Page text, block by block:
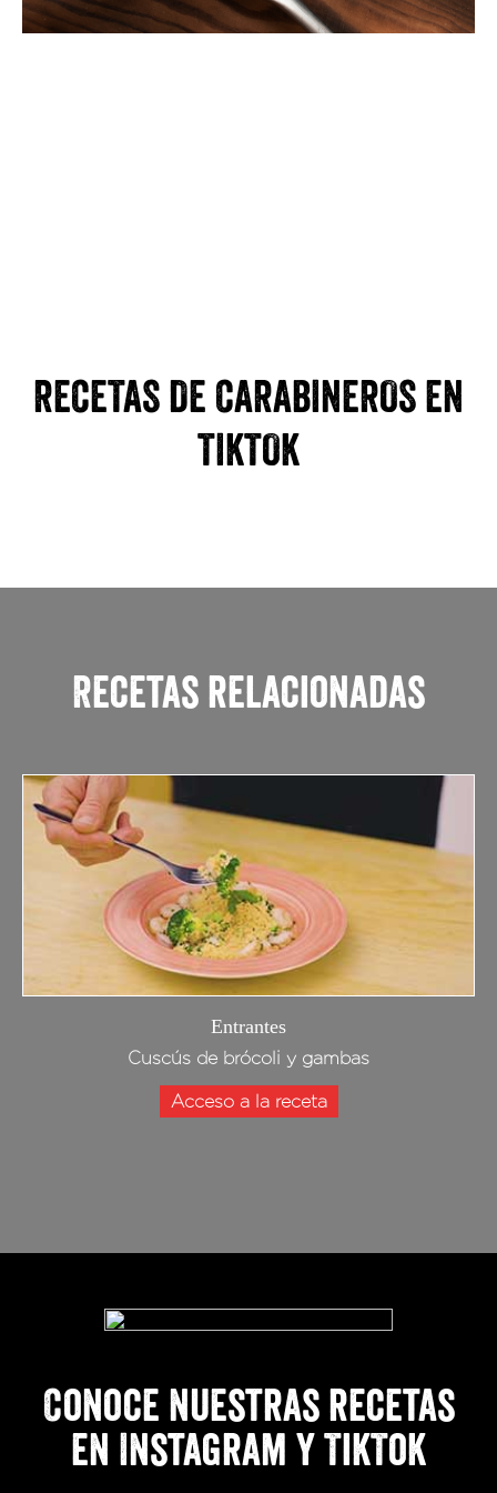
RECETAS DE CARABINEROS EN
TIKTOK
Recetas relacionadas
Entrantes
Cuscús de brócoli y gambas
Acceso a la receta
Conoce nuestras recetas
en Instagram y TikTok